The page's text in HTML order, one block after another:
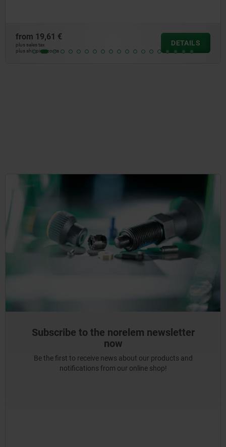
DETAILS
plus shipping costs
Subscribe to the norelem newsletter
now
Be the first to receive news about our products and
notifications from our online shop!